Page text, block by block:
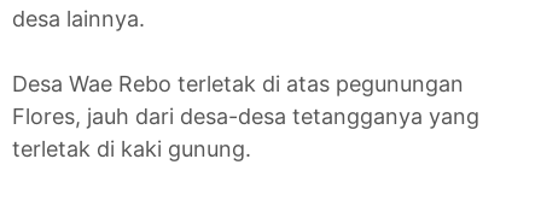
desa lainnya.
Desa Wae Rebo terletak di atas pegunungan
Flores, jauh dari desa-desa tetangganya yang
terletak di kaki gunung.